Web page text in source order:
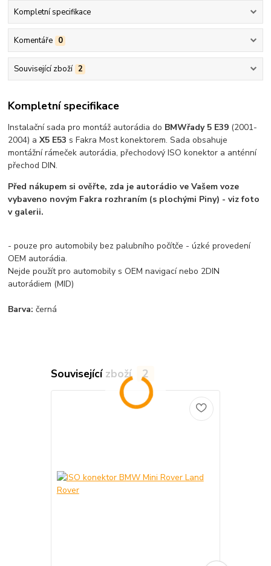
Kompletní specifikace
Komentáře 0
Související zboží 2
Kompletní specifikace
Instalační sada pro montáž autorádia do BMWřady 5 E39 (2001-
2004) aX5 E53 s Fakra Most konektorem. Sada obsahuje
montážní rámeček autorádia, přechodový ISO konektor a anténní
přechod DIN.
Před nákupem si ověřte, zda je autorádio ve Vašem voze
vybaveno novým Fakra rozhraním (s plochými Piny) - viz foto
v galerii.
- pouze pro automobily bez palubního počítče - úzké provedení
OEM autorádia.
Nejde použít pro automobily s OEM navigací nebo 2DIN
autorádiem (MID)
Barva: černá
Související zboží 2